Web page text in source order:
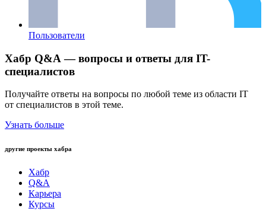
Пользователи
Хабр Q&A — вопросы и ответы для IT-
специалистов
Получайте ответы на вопросы по любой теме из области IT
от специалистов в этой теме.
Узнать больше
другие проекты хабра
Хабр
Q&A
Карьера
Курсы